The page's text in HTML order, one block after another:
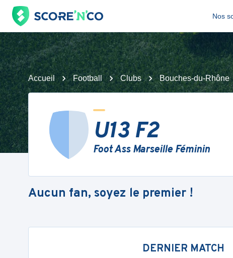
Nos
Accueil Football Clubs Bouches-du-Rhône
U13 F2
Foot Ass Marseille Féminin
Aucun fan, soyez le premier !
DERNIER MATCH